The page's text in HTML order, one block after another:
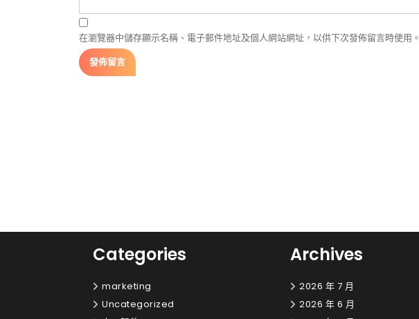
在瀏覽器中儲存顯示名稱、電子郵件地址及個人網站網址，以供下次發佈留言時使用。
Categories
marketing
Uncategorized
Archives
2026 年 7 月
2026 年 6 月